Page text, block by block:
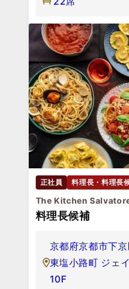
正社員 料理長・料理長
The Kitchen
料理長候補
京都府京都市下
東塩小路町 ジェ
10F